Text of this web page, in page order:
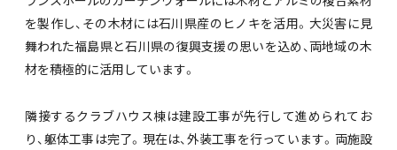
を製作し、その木材には石川県産のヒノキを活用。大災害に見
舞われた福島県と石川県の復興支援の思いを込め、両地域の木
材を積極的に活用しています。
隣接するクラブハウス棟は建設工事が先行して進められてお
り、躯体工事は完了。現在は、外装工事を行っています。両施設